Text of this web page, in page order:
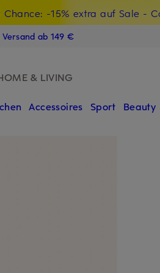
Chance: -15% extra auf Sale -
Willkommensgutschein mit
ab 149 €
& LIVING
Accessoires Sport Beauty